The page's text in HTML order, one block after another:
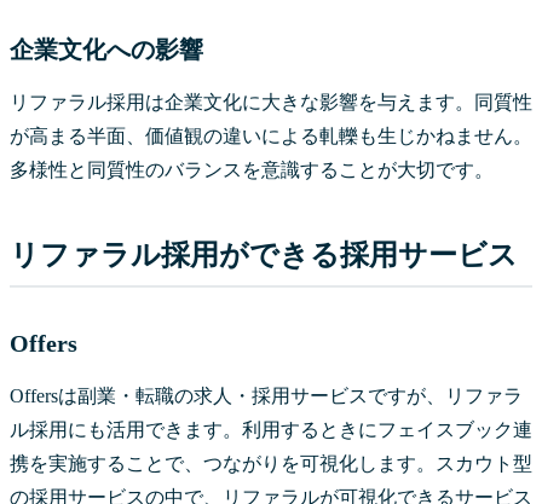
企業文化への影響
リファラル採用は企業文化に大きな影響を与えます。同質性
が高まる半面、価値観の違いによる軋轢も生じかねません。
多様性と同質性のバランスを意識することが大切です。
リファラル採用ができる採用サービス
Offers
Offersは副業・転職の求人・採用サービスですが、リファラ
ル採用にも活用できます。利用するときにフェイスブック連
携を実施することで、つながりを可視化します。スカウト型
の採用サービスの中で、リファラルが可視化できるサービス